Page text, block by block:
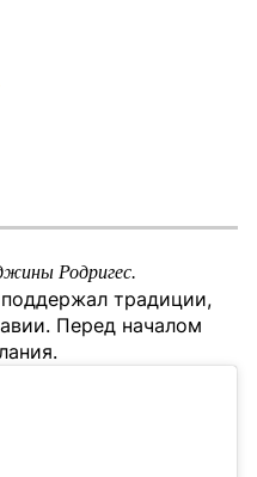
Родригес.
традиции,
Перед началом